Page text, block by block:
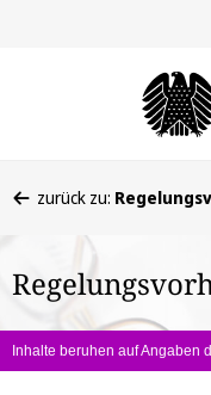
befinden
hier:
zurück zu:
Inhalte beruhen auf Angaben